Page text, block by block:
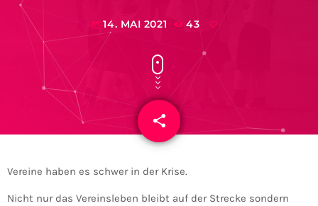
today 14. MAI 2021 43
share
email
Vereine haben es schwer in der Krise.
Nicht nur das Vereinsleben bleibt auf der Strecke sondern